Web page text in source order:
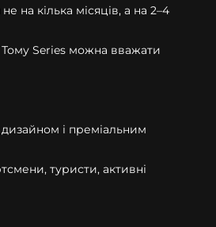
на кілька місяців, а на 2–4
Тому Series можна вважати
і преміальним
туристи, активні